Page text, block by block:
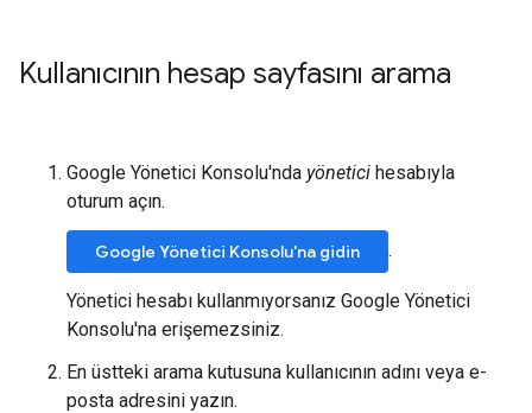
Kullanıcının hesap sayfasını arama
Google Yönetici Konsolu'nda yönetici hesabıyla
oturum açın.
Google Yönetici Konsolu'na gidin .
Yönetici hesabı kullanmıyorsanız Google Yönetici
Konsolu'na erişemezsiniz.
En üstteki arama kutusuna kullanıcının adını veya e-
posta adresini yazın.